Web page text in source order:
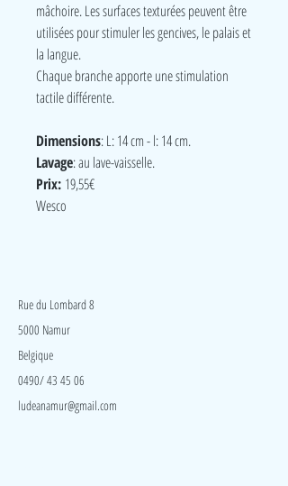
mâchoire. Les surfaces texturées peuvent être
utilisées pour stimuler les gencives, le palais et
la langue.
Chaque branche apporte une stimulation
tactile différente.
Dimensions: L: 14 cm - l: 14 cm.
Lavage: au lave-vaisselle.
Prix: 19,55€
Wesco
Rue du Lombard 8
5000 Namur
Belgique
0490/ 43 45 06
ludeanamur@gmail.com